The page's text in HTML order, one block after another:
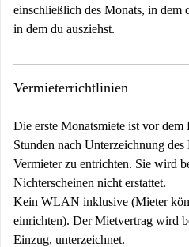
einschließlich des Monats, in dem
in dem du ausziehst.
Vermieterrichtlinien
Die erste Monatsmiete ist vor
Stunden nach Unterzeichnung
Vermieter zu entrichten. Sie wird
Nichterscheinen nicht erstattet.
Kein WLAN inklusive (Mieter
einrichten). Der Mietvertrag wird
Einzug, unterzeichnet.